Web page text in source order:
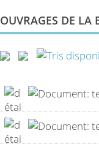
OUVRAGES DE